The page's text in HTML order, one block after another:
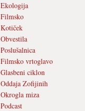
Ekologija
Filmsko
Kotiček
Obvestila
Poslušalnica
Filmsko vrtoglavo
Glasbeni ciklon
Oddaja Zofijinih
Okrogla miza
Podcast